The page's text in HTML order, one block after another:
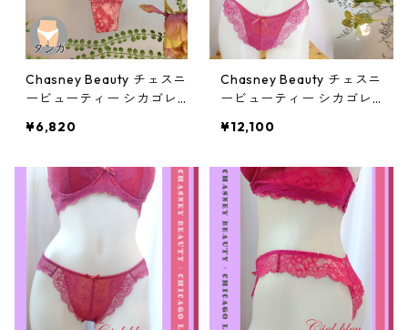
Chasney Beauty チェスニ
ービューティー シカゴレ
87029la
¥6,820
Chasney Beauty チェスニ
ービューティー シカゴレ
ca
¥12,100